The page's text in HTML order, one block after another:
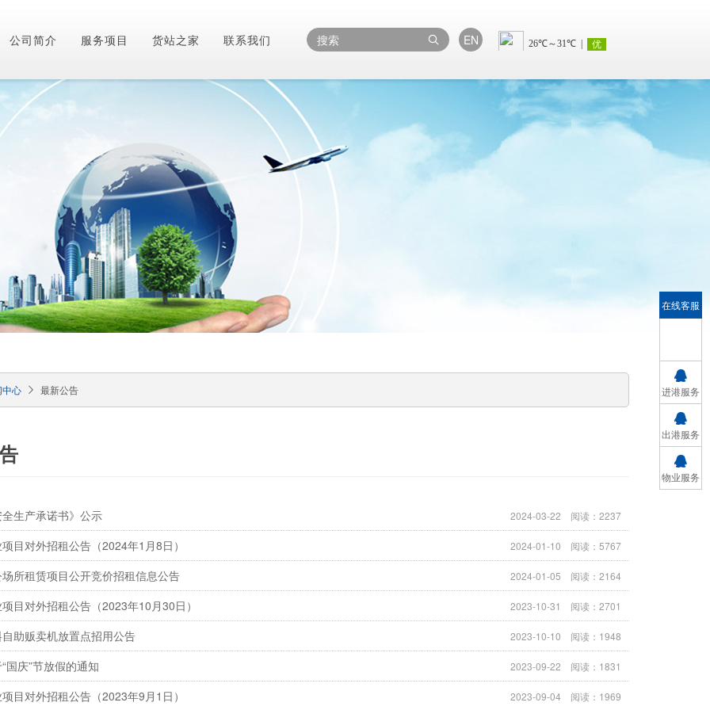
EN
公司简介 服务项目 货站之家 联系我们
中心 最新公告
生产承诺书》公示 2024-03-22 阅读：2237
目对外招租公告（2024年1月8日） 2024-01-10 阅读：5767
所租赁项目公开竞价招租信息公告 2024-01-05 阅读：2164
目对外招租公告（2023年10月30日） 2023-10-31 阅读：2701
助贩卖机放置点招用公告 2023-10-10 阅读：1948
国庆”节放假的通知 2023-09-22 阅读：1831
目对外招租公告（2023年9月1日） 2023-09-04 阅读：1969
在线客服
进港服务
出港服务
物业服务